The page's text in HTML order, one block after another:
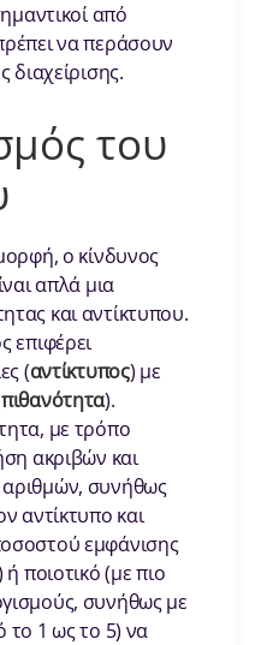
από
να περάσουν
διαχείρισης.
του
ο κίνδυνος
απλά μια
και αντίκτυπου.
επιφέρει
(αντίκτυπος) με
πιθανότητα).
με τρόπο
ακριβών και
συνήθως
αντίκτυπο και
εμφάνισης
ποιοτικό (με πιο
συνήθως με
το 1 ως το 5) να